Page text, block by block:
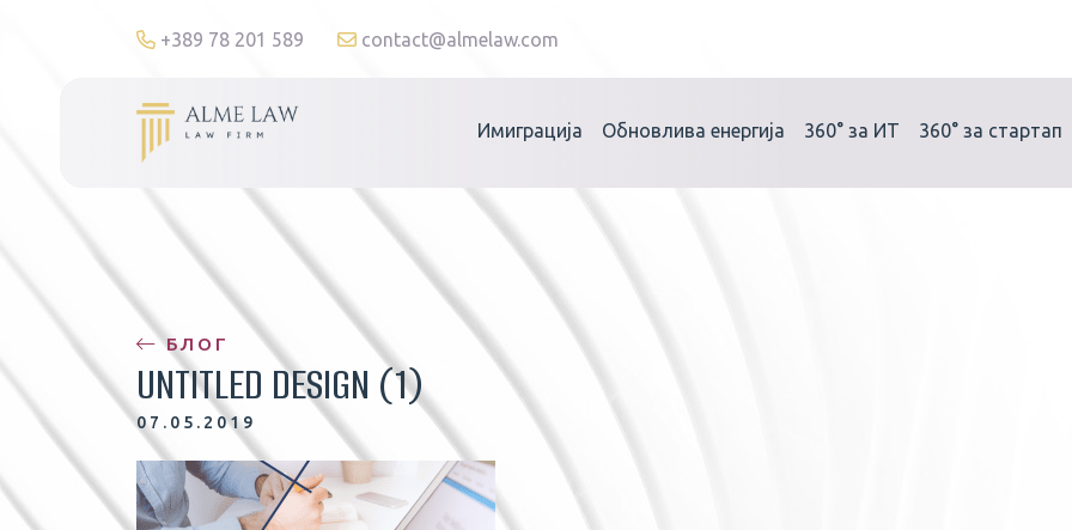
+389 78 201 589 contact@almelaw.com
Имиграција Обновлива енергија 360° за ИТ 360° за стартап
БЛОГ
UNTITLED DESIGN (1)
07.05.2019